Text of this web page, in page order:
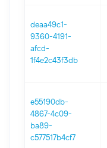
deaa49c1-
9360-4191-
afcd-
1f4e2c43f3db
e55190db-
4867-4c09-
ba89-
c577517b4cf7